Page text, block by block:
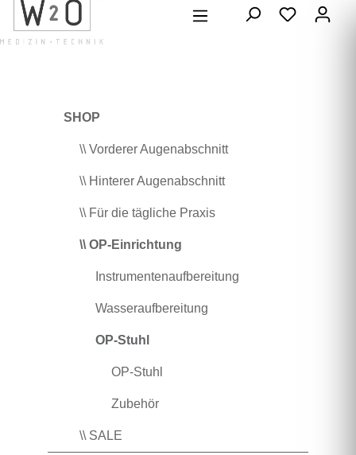
springen
SHOP
\\ Vorderer Augenabschnitt
\\ Hinterer Augenabschnitt
\\ Für die tägliche Praxis
\\ OP-Einrichtung
Instrumentenaufbereitung
Wasseraufbereitung
OP-Stuhl
OP-Stuhl
Zubehör
\\ SALE